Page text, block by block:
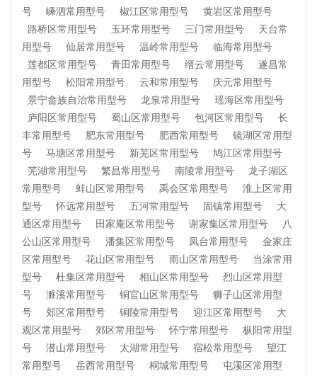
号
嵊泗常用型号 椒江区常用型号
黄岩区常用型号
路桥区常用型号
玉环常用型号 三门常用型号
天台常
用型号
仙居常用型号 温岭常用型号
临海常用型号
莲都区常用型号
青田常用型号 缙云常用型号
遂昌常
用型号
松阳常用型号 云和常用型号
庆元常用型号
景宁畲族自治常用型号
龙泉常用型号
瑶海区常用型号
庐阳区常用型号
蜀山区常用型号 包河区常用型号
长
丰常用型号
肥东常用型号 肥西常用型号
镜湖区常用型
号
马塘区常用型号 新芜区常用型号
鸠江区常用型号
芜湖常用型号
繁昌常用型号 南陵常用型号
龙子湖区
常用型号
蚌山区常用型号 禹会区常用型号
淮上区常用
型号
怀远常用型号 五河常用型号 固镇常用型号
大
通区常用型号
田家庵区常用型号 谢家集区常用型号
八
公山区常用型号
潘集区常用型号 凤台常用型号
金家庄
区常用型号
花山区常用型号 雨山区常用型号
当涂常用
型号
杜集区常用型号 相山区常用型号
烈山区常用型
号
濉溪常用型号 铜官山区常用型号
狮子山区常用型
号
郊区常用型号 铜陵常用型号 迎江区常用型号
大
观区常用型号
郊区常用型号 怀宁常用型号
枞阳常用型
号
潜山常用型号 太湖常用型号 宿松常用型号
望江
常用型号
岳西常用型号 桐城常用型号 屯溪区常用型